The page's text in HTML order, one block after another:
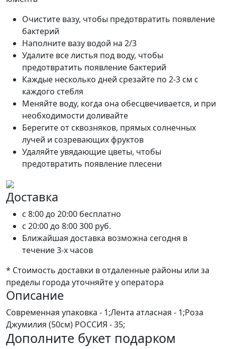
Очистите вазу, чтобы предотвратить появление
бактерий
Наполните вазу водой на 2/3
Удалите все листья под воду, чтобы
предотвратить появление бактерий
Каждые несколько дней срезайте по 2-3 см с
каждого стебля
Меняйте воду, когда она обесцвечивается, и при
необходимости доливайте
Берегите от сквозняков, прямых солнечных
лучей и созревающих фруктов
Удаляйте увядающие цветы, чтобы
предотвратить появление плесени
Доставка
c 8:00 до 20:00 бесплатно
c 20:00 до 8:00300 руб.
Ближайшая доставка возможна сегодня в
течение 3-х часов
* Стоимость доставки в отдаленные районы или за
пределы города уточняйте у оператора
Описание
Современная упаковка - 1;Лента атласная - 1;Роза
Джумилия (50см) РОССИЯ - 35;
Дополните букет подарком